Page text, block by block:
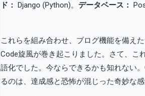
ド：
Django (Python)。 データベース：
これらを組み合わせ、ブログ機能を備え
Code旋風が巻き起こりました。さて、こ
語化でした。今ならできるかも知れない
るのは、達成感と恐怖が混じった奇妙な感